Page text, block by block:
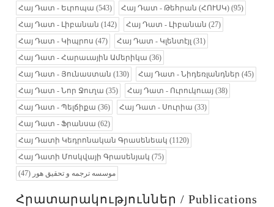
Հայ Դատ - Եւրոպա (543) Հայ Դատ - Թեհրան (ՀՈՒՍԿ) (95)
Հայ Դատ - Լիբանան (142) Հայ Դատ - Լիբանան (27)
Հայ Դատ - Կիպրոս (47) Հայ Դատ - Կլենտէյլ (31)
Հայ Դատ - Հարաւային Ամերիկա (36)
Հայ Դատ - Յունաստան (130) Հայ Դատ - Նիդեռլանդներ (45)
Հայ Դատ - Նոր Ջուղա (35) Հայ Դատ - Ուրուկուայ (38)
Հայ Դատ - Պելճիքա (36) Հայ Դատ - Սուրիա (33)
Հայ Դատ - Ֆրանսա (62)
Հայ Դատի Կեդրոնական Գրասենեակ (1120)
Հայ Դատի Մոսկվայի Գրասենյակ (75)
موسسه ترجمه و تحقیق هور (47)
Հրատարակություններ / Publications